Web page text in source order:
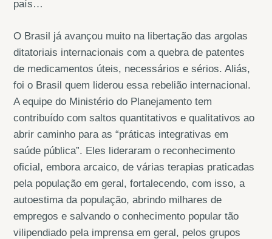
país…
O Brasil já avançou muito na libertação das argolas
ditatoriais internacionais com a quebra de patentes
de medicamentos úteis, necessários e sérios. Aliás,
foi o Brasil quem liderou essa rebelião internacional.
A equipe do Ministério do Planejamento tem
contribuído com saltos quantitativos e qualitativos ao
abrir caminho para as “práticas integrativas em
saúde pública”. Eles lideraram o reconhecimento
oficial, embora arcaico, de várias terapias praticadas
pela população em geral, fortalecendo, com isso, a
autoestima da população, abrindo milhares de
empregos e salvando o conhecimento popular tão
vilipendiado pela imprensa em geral, pelos grupos